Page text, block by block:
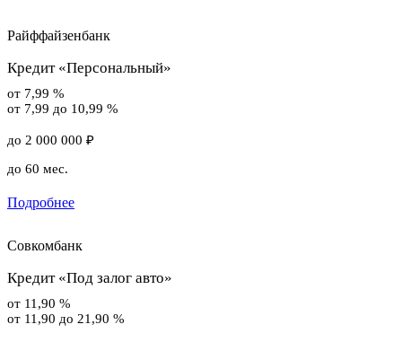
Райффайзенбанк
Кредит «Персональный»
от 7,99 %
от 7,99 до 10,99 %
до 2 000 000 ₽
до 60 мес.
Подробнее
Совкомбанк
Кредит «Под залог авто»
от 11,90 %
от 11,90 до 21,90 %